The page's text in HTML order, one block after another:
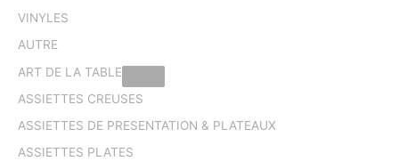
VINYLES
AUTRE
ART DE LA TABLE
ASSIETTES CREUSES
ASSIETTES DE PRESENTATION & PLATEAUX
ASSIETTES PLATES